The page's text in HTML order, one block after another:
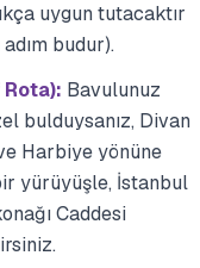
uygun tutacaktır
budur).
Bavulunuz
bulduysanız, Divan
Harbiye yönüne
yürüyüşle, İstanbul
Caddesi